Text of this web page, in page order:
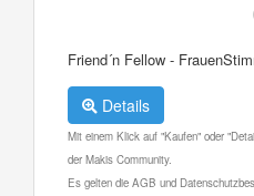
Friend´n Fellow -
Details
Mit einem Klick auf "Kaufen" oder
der Makis Community.
Es gelten die AGB und